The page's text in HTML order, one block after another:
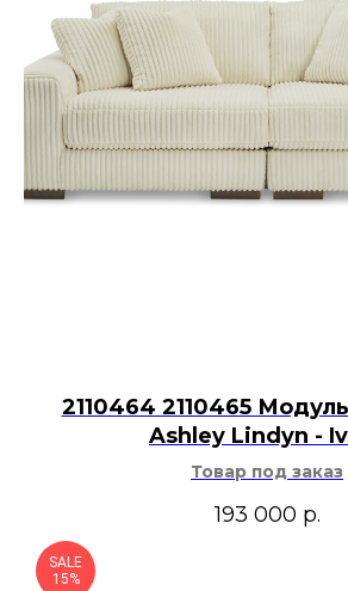
2110464 2110465
Ashley Lindyn -
Товар под заказ
193 000 р.
SALE
15%